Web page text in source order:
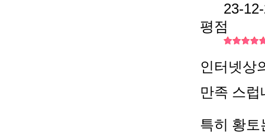
23-
평점
인터넷상
만족 스
특히 황토